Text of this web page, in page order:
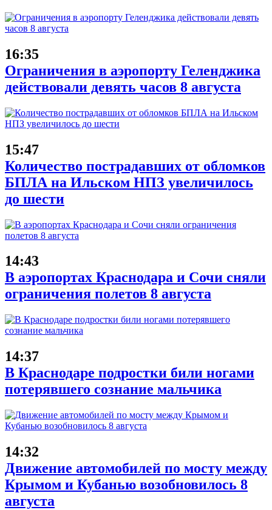
16:35
Ограничения в аэропорту Геленджика
действовали девять часов 8 августа
15:47
Количество пострадавших от обломков
БПЛА на Ильском НПЗ увеличилось
до шести
14:43
В аэропортах Краснодара и Сочи сняли
ограничения полетов 8 августа
14:37
В Краснодаре подростки били ногами
потерявшего сознание мальчика
14:32
Движение автомобилей по мосту между
Крымом и Кубанью возобновилось 8
августа